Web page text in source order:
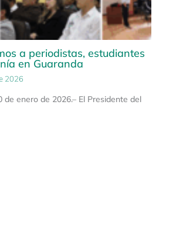
a periodistas, estudiantes
en Guaranda
2026
de enero de 2026.– El Presidente del